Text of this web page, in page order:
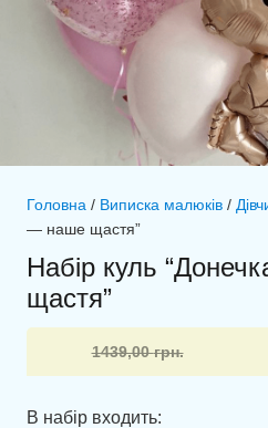
Головна / Виписка малюків /
— наше щастя”
Набір куль
щастя”
1439,00грн.
Оригінальна
ціна:
1439,00 грн..
Поточна
ціна:
1345,00 грн..
В набір входить: